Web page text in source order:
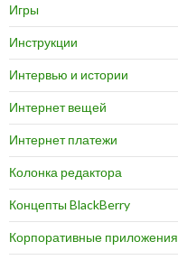
Игры
Инструкции
Интервью и истории
Интернет вещей
Интернет платежи
Колонка редактора
Концепты BlackBerry
Корпоративные приложения